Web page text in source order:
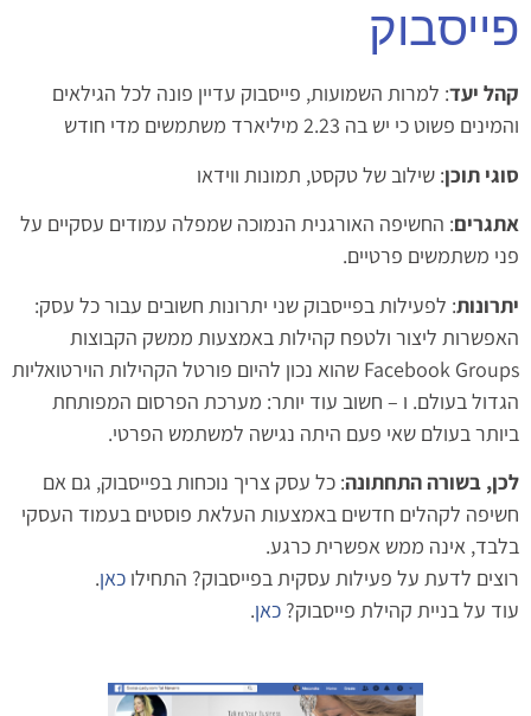
פייסבוק
קהל יעד: למרות השמועות, פייסבוק עדיין פונה לכל הגילאים
והמינים פשוט כי יש בה 2.23 מיליארד משתמשים מדי חודש
סוגי תוכן: שילוב של טקסט, תמונות ווידאו
אתגרים: החשיפה האורגנית הנמוכה שמפלה עמודים עסקיים על
פני משתמשים פרטיים.
יתרונות: לפעילות בפייסבוק שני יתרונות חשובים עבור כל עסק:
האפשרות ליצור ולטפח קהילות באמצעות ממשק הקבוצות
Facebook Groups שהוא נכון להיום פורטל הקהילות הוירטואליות
הגדול בעולם. ו – חשוב עוד יותר: מערכת הפרסום המפותחת
ביותר בעולם שאי פעם היתה נגישה למשתמש הפרטי.
לכן, בשורה התחתונה: כל עסק צריך נוכחות בפייסבוק, גם אם
חשיפה לקהלים חדשים באמצעות העלאת פוסטים בעמוד העסקי
בלבד, אינה ממש אפשרית כרגע.
רוצים לדעת על פעילות עסקית בפייסבוק? התחילו כאן.
עוד על בניית קהילת פייסבוק? כאן.